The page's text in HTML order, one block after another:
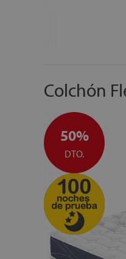
Colchón
50%
DTO.